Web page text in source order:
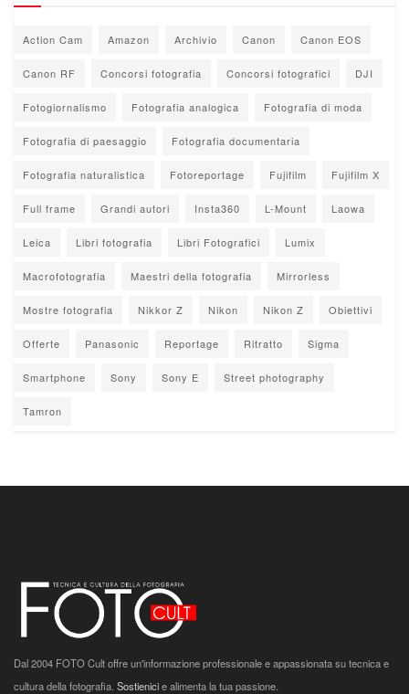
Action Cam Amazon Archivio Canon Canon EOS
Canon RF Concorsi fotografia Concorsi fotografici DJI
Fotogiornalismo Fotografia analogica Fotografia di moda
Fotografia di paesaggio Fotografia documentaria
Fotografia naturalistica Fotoreportage Fujifilm Fujifilm X
Full frame Grandi autori Insta360 L-Mount Laowa
Leica Libri fotografia Libri Fotografici Lumix
Macrofotografia Maestri della fotografia Mirrorless
Mostre fotografia Nikkor Z Nikon Nikon Z Obiettivi
Offerte Panasonic Reportage Ritratto Sigma
Smartphone Sony Sony E Street photography
Tamron
Dal 2004 FOTO Cult offre un'informazione professionale e appassionata su tecnica e
cultura della fotografia. Sostienicie alimenta la tua passione.